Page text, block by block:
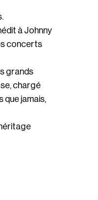
à Johnny
concerts
grands
chargé
que jamais,